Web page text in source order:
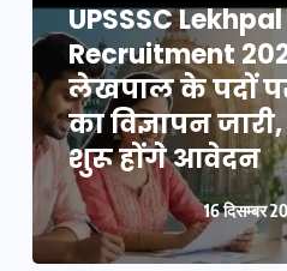
UPSSSC Lekhpal
Recruitment
लेखपाल के पदों
का विज्ञापन
शुरू होंगे आवेदन
16 दिसम्बर